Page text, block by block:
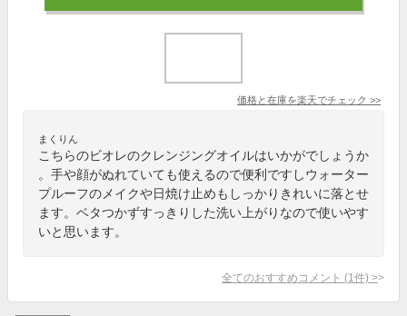
価格と在庫を楽天でチェック >>
まくりん
こちらのビオレのクレンジングオイルはいかがでしょうか
。手や顔がぬれていても使えるので便利ですしウォーター
プルーフのメイクや日焼け止めもしっかりきれいに落とせ
ます。ベタつかずすっきりした洗い上がりなので使いやす
いと思います。
全てのおすすめコメント (1 件) >